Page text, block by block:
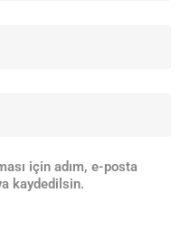
için adım, e-posta
kaydedilsin.